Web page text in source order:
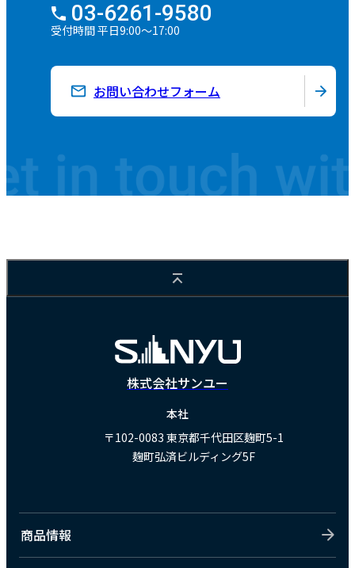
03-6261-9580
受付時間 平日9:00～17:00
お問い合わせフォーム
株式会社サンユー
本社
〒102-0083 東京都千代田区麹町5-1
麹町弘済ビルディング5F
商品情報